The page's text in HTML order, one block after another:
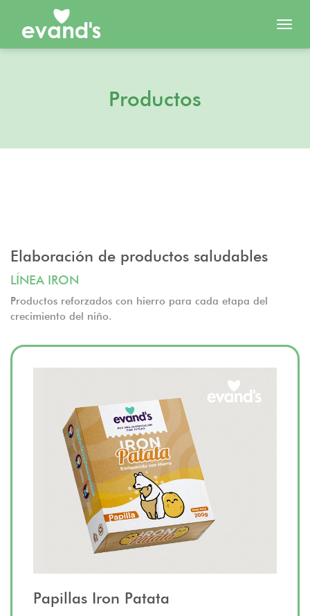
Productos
Elaboración de productos saludables
LÍNEA IRON
Productos reforzados con hierro para cada etapa del
crecimiento del niño.
Papillas Iron Patata